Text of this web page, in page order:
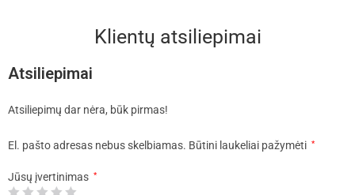
Klientų atsiliepimai
Atsiliepimai
Atsiliepimų dar nėra, būk pirmas!
El. pašto adresas nebus skelbiamas. Būtini laukeliai pažymėti *
Jūsų įvertinimas *